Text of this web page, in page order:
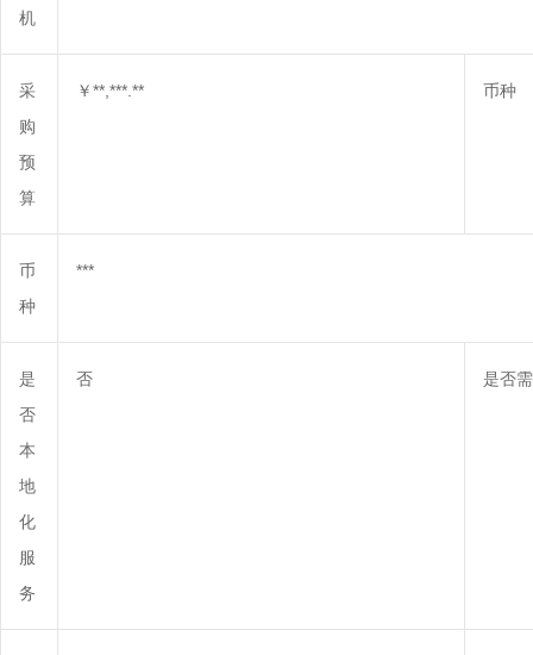
机
采
购
预
算
￥**,***.** 币种
币
种
***
是
否
本
地
化
服
务
否 是否